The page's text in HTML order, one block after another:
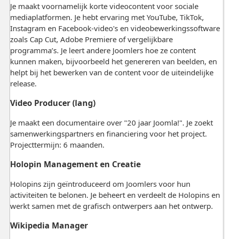
Je maakt voornamelijk korte videocontent voor sociale
mediaplatformen. Je hebt ervaring met YouTube, TikTok,
Instagram en Facebook-video's en videobewerkingssoftware
zoals Cap Cut, Adobe Premiere of vergelijkbare
programma’s. Je leert andere Joomlers hoe ze content
kunnen maken, bijvoorbeeld het genereren van beelden, en
helpt bij het bewerken van de content voor de uiteindelijke
release.
Video Producer (lang)
Je maakt een documentaire over "20 jaar Joomla!". Je zoekt
samenwerkingspartners en financiering voor het project.
Projecttermijn: 6 maanden.
Holopin Management en Creatie
Holopins zijn geïntroduceerd om Joomlers voor hun
activiteiten te belonen. Je beheert en verdeelt de Holopins en
werkt samen met de grafisch ontwerpers aan het ontwerp.
Wikipedia Manager